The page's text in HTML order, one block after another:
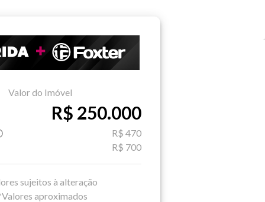
Valor do Imóvel
R$ 250.000
R$ 470
R$ 700
sujeitos à alteração
aproximados